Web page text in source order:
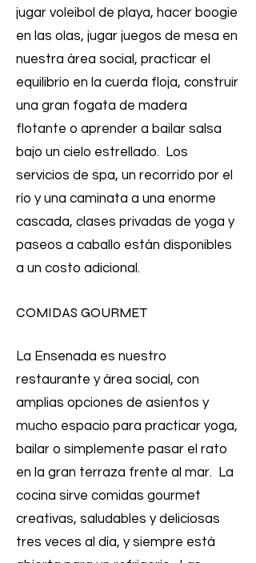
jugar voleibol de playa, hacer boogie
en las olas, jugar juegos de mesa en
nuestra área social, practicar el
equilibrio en la cuerda floja, construir
una gran fogata de madera
flotante o aprender a bailar salsa
bajo un cielo estrellado. Los
servicios de spa, un recorrido por el
río y una caminata a una enorme
cascada, clases privadas de yoga y
paseos a caballo están disponibles
a un costo adicional.
COMIDAS GOURMET
La Ensenada es nuestro
restaurante y área social, con
amplias opciones de asientos y
mucho espacio para practicar yoga,
bailar o simplemente pasar el rato
en la gran terraza frente al mar. La
cocina sirve comidas gourmet
creativas, saludables y deliciosas
tres veces al día, y siempre está